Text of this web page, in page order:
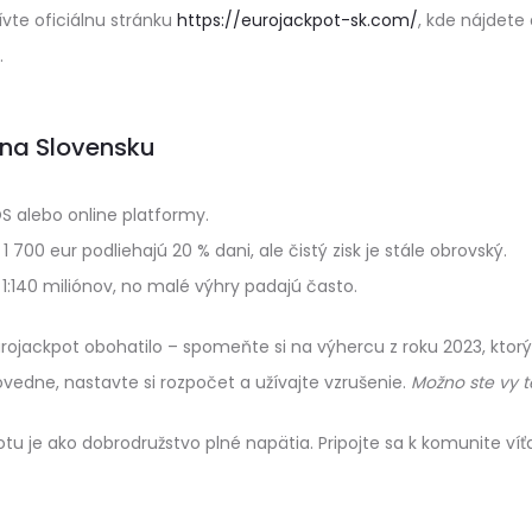
oficiálnu stránku https://eurojackpot-sk.com/, kde
Slovensku
alebo online platformy.
700 eur podliehajú 20 % dani, ale čistý zisk je stále obrovský.
miliónov, no malé výhry padajú často.
obohatilo – spomeňte si na výhercu z roku 2023,
nastavte si rozpočet a užívajte vzrušenie. Možno ste vy
je ako dobrodružstvo plné napätia. Pripojte sa k komunite